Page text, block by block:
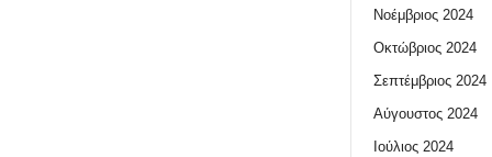
Νοέμβριος 2024
Οκτώβριος 2024
Σεπτέμβριος 2024
Αύγουστος 2024
Ιούλιος 2024